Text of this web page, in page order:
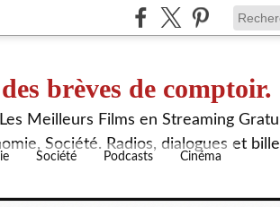
brèves de comptoir.
Meilleurs Films en Streaming
Société. Radios, dialogues et
Société Podcasts Cinéma